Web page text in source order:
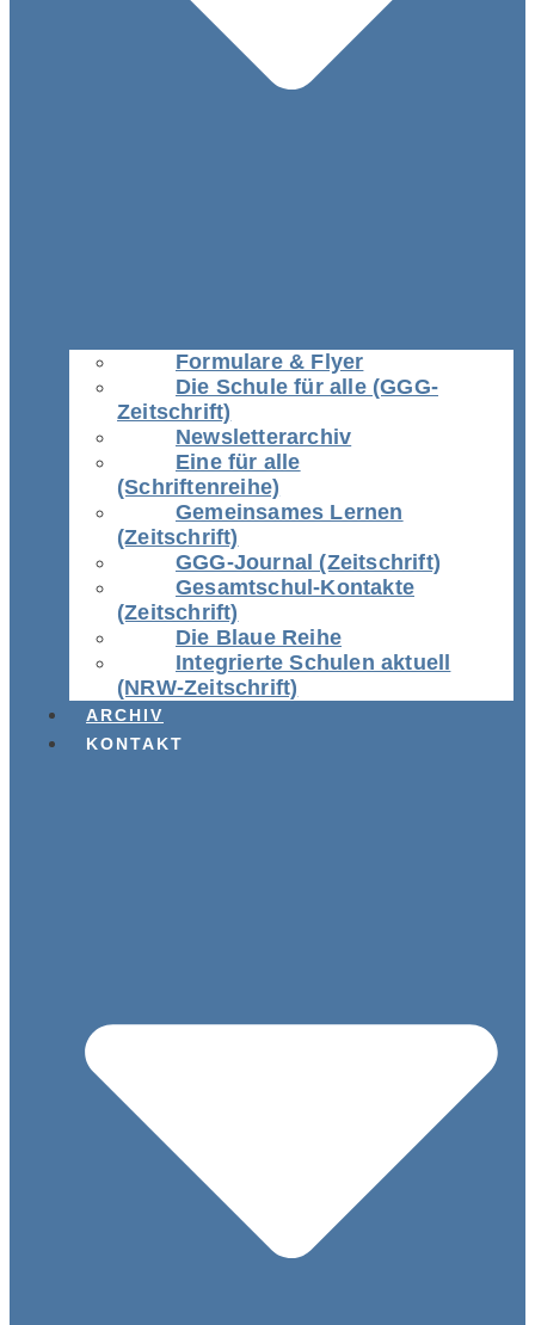
Formulare & Flyer
Die Schule für alle (GGG-
Zeitschrift)
Newsletterarchiv
Eine für alle
(Schriftenreihe)
Gemeinsames Lernen
(Zeitschrift)
GGG-Journal (Zeitschrift)
Gesamtschul-Kontakte
(Zeitschrift)
Die Blaue Reihe
Integrierte Schulen aktuell
(NRW-Zeitschrift)
ARCHIV
KONTAKT